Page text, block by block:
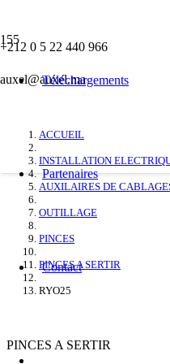
+212 0 5 22 440 966
auxel@auxel.maTéléchargements
Partenaires
Contact
PINCES A SERTIR
RYO25
ACCUEIL
INSTALLATION
AUXILAIRES DE
OUTILLAGE
PINCES
PINCES A SERTIR
RYO25
PINCES A SERTIR